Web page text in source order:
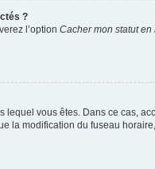
?
l’option Cacher mon statut en
lequel vous êtes. Dans ce cas,
la modification du fuseau